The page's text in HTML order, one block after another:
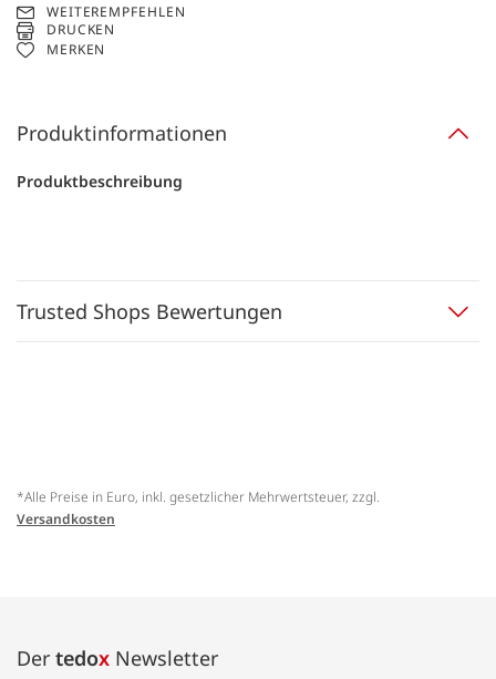
WEITEREMPFEHLEN
DRUCKEN
MERKEN
Produktinformationen
Produktbeschreibung
Trusted Shops Bewertungen
*Alle Preise in Euro, inkl. gesetzlicher Mehrwertsteuer, zzgl.
Versandkosten
Der tedox Newsletter